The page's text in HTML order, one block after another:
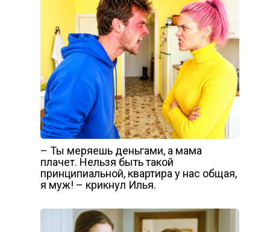
– Ты меряешь деньгами, а мама
плачет. Нельзя быть такой
принципиальной, квартира у нас общая,
я муж! – крикнул Илья.